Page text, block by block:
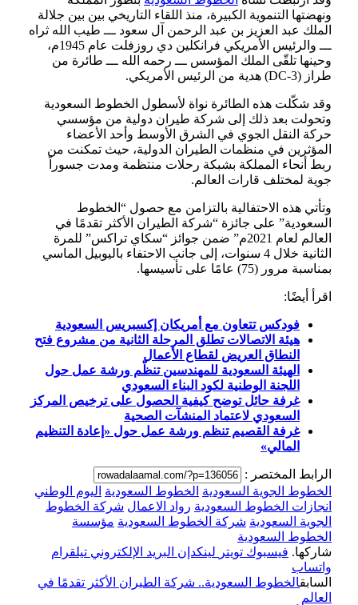
ونهضتها التنموية الكبيرة، منذ اللقاء التاريخي بين بين جلالة
الملك عبد العزيز بن عبد الرحمن آل سعود ـــ طيب الله ثراه
ـــ والرئيس الأمريكي فرانكلين دي روزفلت عام 1945م،
وحينها تلقّى الملك المؤسس ـــ رحمه الله ـــ طائرة من
طراز (DC-3) هدية من الرئيس الأمريكي.
وقد شكّلت هذه الطائرة نواة لأسطول الخطوط السعودية
وتحولت بعد ذلك إلى شركة طيران دولية من مؤسسي
حركة النقل الجوي في الشرق الأوسط وأحد الأعضاء
المؤثرين في منظمات الطيران الدولية، حيث تمكنت من
ربط أنحاء المملكة بشبكة رحلات منتظمة ومدت جسوراً
جوية لمختلف قارات العالم.
وتأتي هذه الاحتفالية بالتزامن مع حصول “الخطوط
السعودية” على جائزة “شركة الطيران الأكثر تقدمًا في
العالم لعام 2021م” ضمن جوائز “سكاي تراكس” للمرة
الثانية خلال 4 سنوات، إلى جانب الاحتفاء باليوبيل الماسي
بمناسبة مرور (75) عامًا على تأسيسها.
اقرأ أيضًا:
فودكس تتعاون مع أمريكان إكسبريس السعودية
هيئة الاتصالات تطلق المرحلة الثانية من مشروع فتح
النطاق العريض لقطاع الأعمال
الهيئة السعودية للمهندسين تنظّم ورشة عمل حول
اللجنة الوطنية لكود البناء السعودي
غرفة حائل توضح كيفية الحصول على ترخيص المركز
السعودي لاعتماد المنشآت الصحية
غرفة القصيم تنظم ورشة عمل حول «إعادة التنظيم
المالي»
الرابط المختصر :
الخطوط الجوية السعودية
الخطوط السعودية
اليوم الوطني
انجازات الخطوط السعودية رواد الاعمال شركة الخطوط
الجوية السعودية شركة الخطوط السعودية مؤسسة
الخطوط السعودية
شاركها. فيسبوك تويتر لينكدإن البريد الإلكتروني تيلقرام
واتساب
السابقالخطوط السعودية.. شركة الطيران الأكثر تقدمًا في
العالم